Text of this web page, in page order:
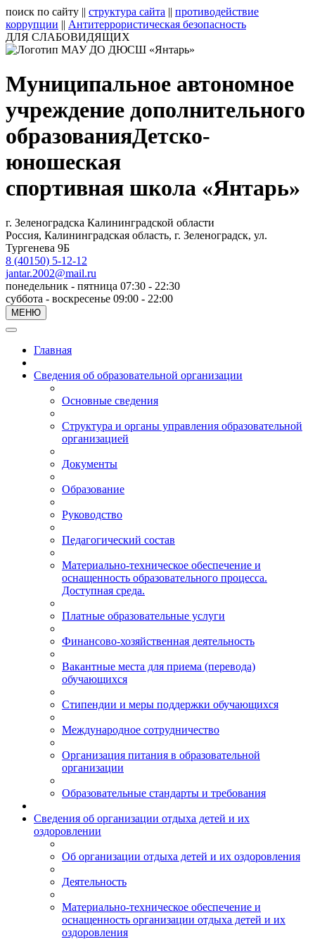
поиск по сайту || структура сайта || противодействие
коррупции || Антитеррористическая безопасность
ДЛЯ СЛАБОВИДЯЩИХ
Муниципальное автономное
учреждение дополнительного
образованияДетско-
юношеская
спортивная школа «Янтарь»
г. Зеленоградска Калининградской области
Россия, Калининградская область, г. Зеленоградск, ул.
Тургенева 9Б
8 (40150) 5-12-12
jantar.2002@mail.ru
понедельник - пятница 07:30 - 22:30
суббота - воскресенье 09:00 - 22:00
МЕНЮ
Главная
Сведения об образовательной организации
Основные сведения
Структура и органы управления образовательной
организацией
Документы
Образование
Руководство
Педагогический состав
Материально-техническое обеспечение и
оснащенность образовательного процесса.
Доступная среда.
Платные образовательные услуги
Финансово-хозяйственная деятельность
Вакантные места для приема (перевода)
обучающихся
Стипендии и меры поддержки обучающихся
Международное сотрудничество
Организация питания в образовательной
организации
Образовательные стандарты и требования
Сведения об организации отдыха детей и их
оздоровлении
Об организации отдыха детей и их оздоровления
Деятельность
Материально-техническое обеспечение и
оснащенность организации отдыха детей и их
оздоровления